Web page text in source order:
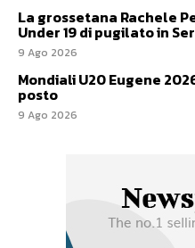
La grossetana Rachele
Under 19 di pugilato in
9 Ago 2026
Mondiali U20 Eugene
posto
9 Ago 2026